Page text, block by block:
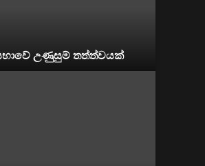
උණුසුම් තත්ත්වයක්